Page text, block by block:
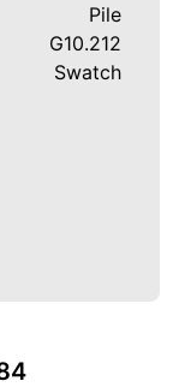
Pile
G10.212
Swatch